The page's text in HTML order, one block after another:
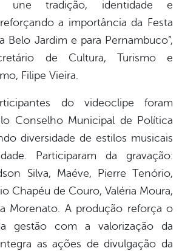
une tradição, identidade e
a importância da Festa
Belo Jardim e para Pernambuco”,
de Cultura, Turismo e
Filipe Vieira.
do videoclipe foram
Conselho Municipal de Política
diversidade de estilos musicais
Participaram da gravação:
Silva, Maéve, Pierre Tenório,
Chapéu de Couro, Valéria Moura,
Morenato. A produção reforça o
gestão com a valorização da
as ações de divulgação da